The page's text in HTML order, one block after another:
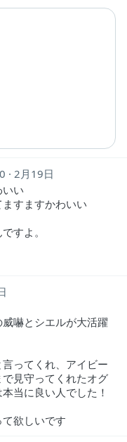
2月19日
い
すますかわいい
すよ。
嚇とシエルが大活躍
ってくれ、アイビー
見守ってくれたオグ
当に良い人でした！
欲しいです